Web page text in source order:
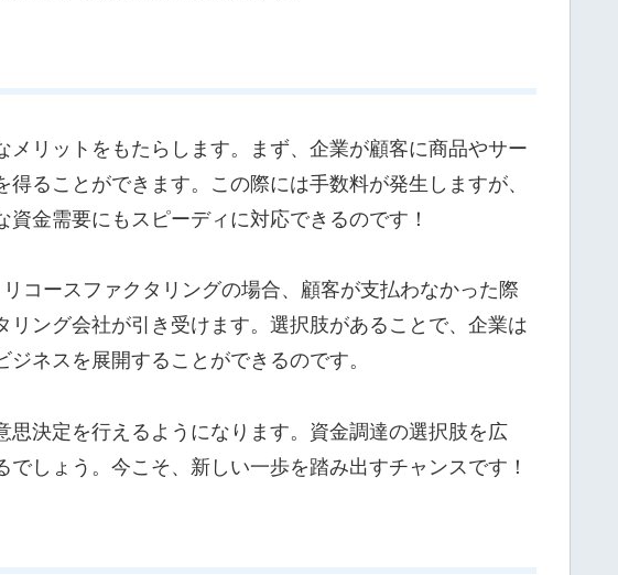
リットをもたらします。まず、企業が顧客に商品やサー
ることができます。この際には手数料が発生しますが、
金需要にもスピーディに対応できるのです！
コースファクタリングの場合、顧客が支払わなかった際
ング会社が引き受けます。選択肢があることで、企業は
ネスを展開することができるのです。
決定を行えるようになります。資金調達の選択肢を広
しょう。今こそ、新しい一歩を踏み出すチャンスです！